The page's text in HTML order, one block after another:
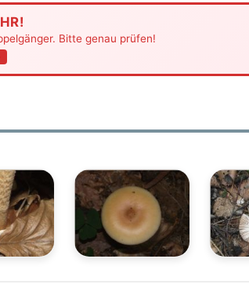
Bitte genau prüfen!